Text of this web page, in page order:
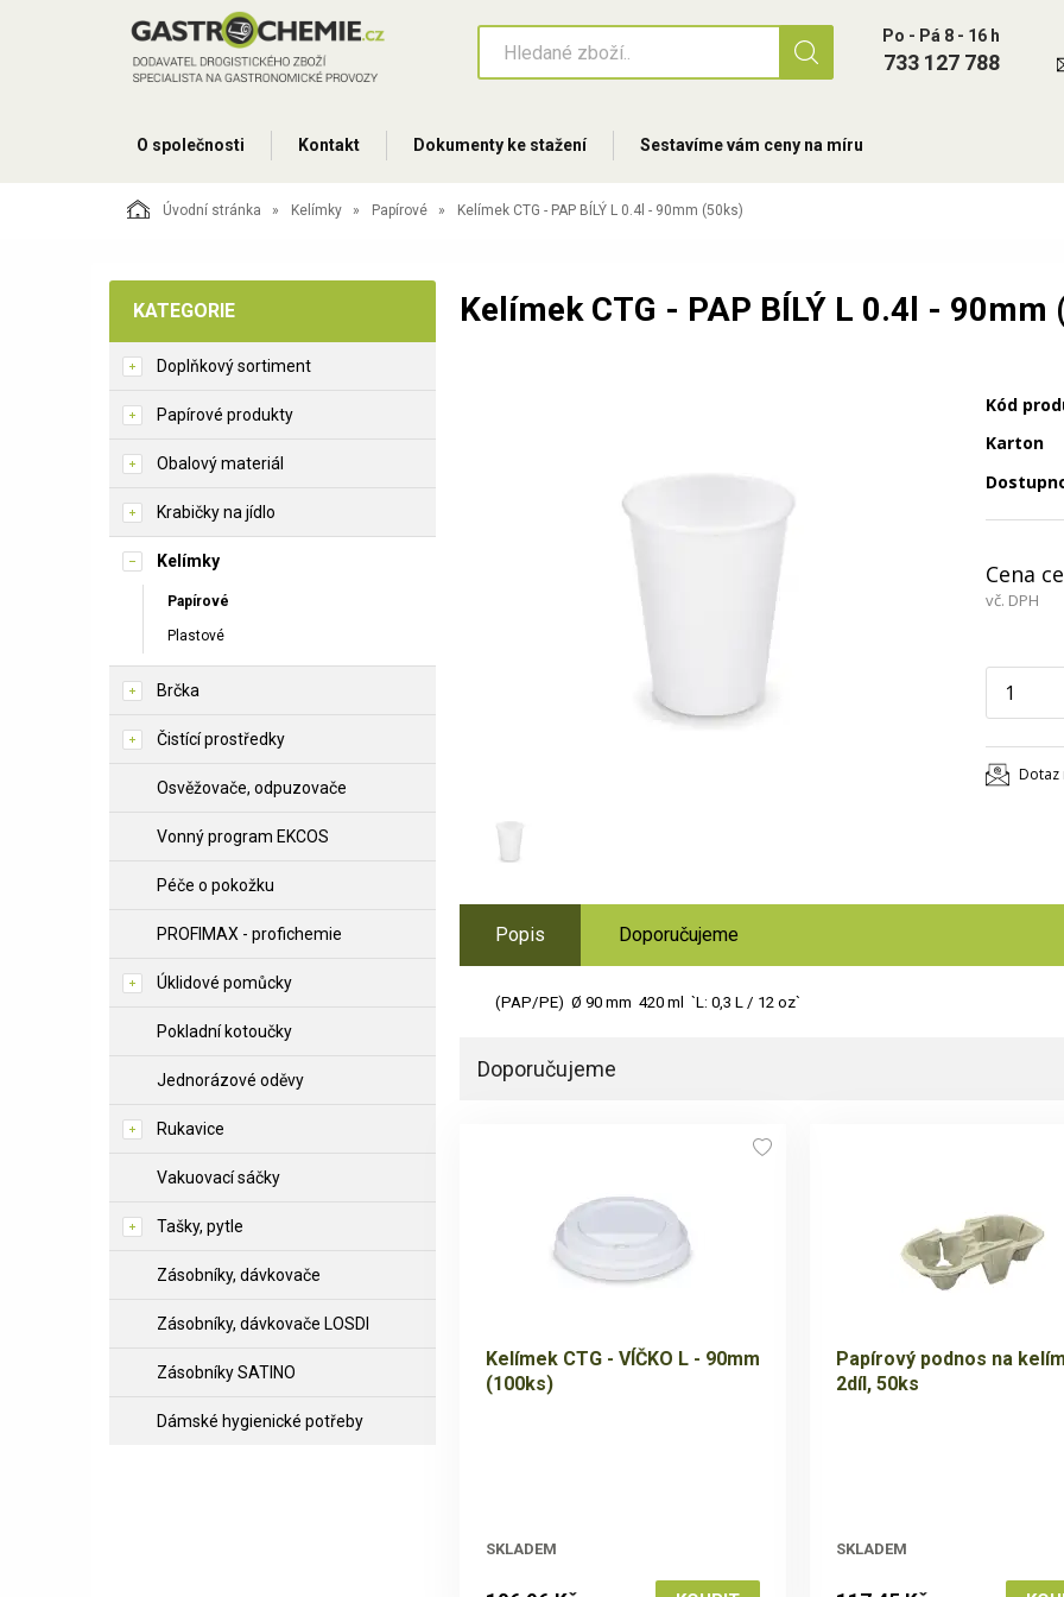
Po - Pá 8 - 16 h
733 127 788
O společnosti Kontakt Dokumenty ke stažení Sestavíme vám ceny na míru
Úvodní stránka Kelímky Papírové Kelímek CTG - PAP BÍLÝ L 0.4l - 90mm (50ks)
KATEGORIE
Doplňkový sortiment
Papírové produkty
Obalový materiál
Krabičky na jídlo
Kelímky
Papírové
Plastové
Brčka
Čistící prostředky
Osvěžovače, odpuzovače
Vonný program EKCOS
Péče o pokožku
PROFIMAX - profichemie
Úklidové pomůcky
Pokladní kotoučky
Jednorázové oděvy
Rukavice
Vakuovací sáčky
Tašky, pytle
Zásobníky, dávkovače
Zásobníky, dávkovače LOSDI
Zásobníky SATINO
Dámské hygienické potřeby
Kelímek CTG - PAP BÍLÝ L 0.4l - 90mm
Kód
Karton
Cena
vč. DPH
Dotaz
Popis Doporučujeme
(PAP/PE) Ø 90 mm 420 ml `L: 0,3 L / 12 oz`
Doporučujeme
Kelímek CTG - VÍČKO L - 90mm
(100ks)
SKLADEM
Papírový podnos na
2díl, 50ks
SKLADEM